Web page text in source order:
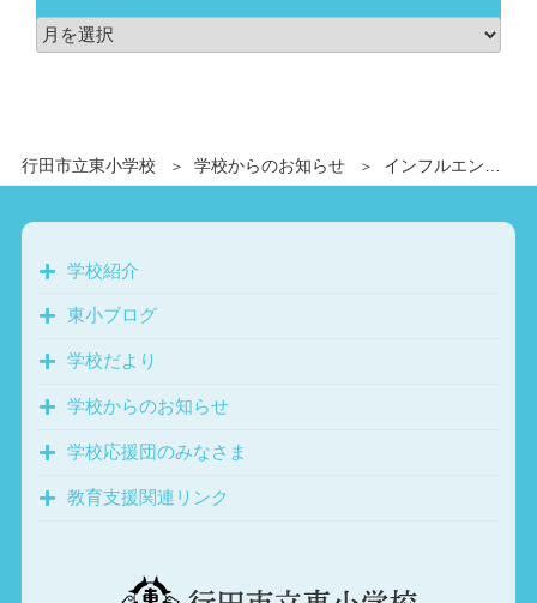
行田市立東小学校 学校からのお知らせ インフルエンザにおける学校対応について（3/9）
学校紹介
東小ブログ
学校だより
学校からのお知らせ
学校応援団のみなさま
教育支援関連リンク